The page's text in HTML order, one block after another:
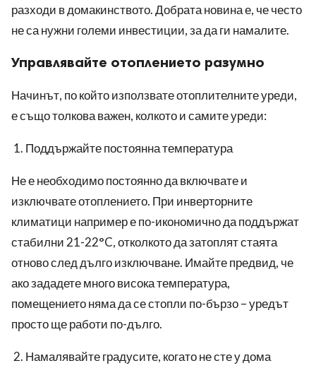
разходи в домакинството. Добрата новина е, че често
не са нужни големи инвестиции, за да ги намалите.
Управлявайте отоплението разумно
Начинът, по който използвате отоплителните уреди,
е също толкова важен, колкото и самите уреди:
Поддържайте постоянна температура
Не е необходимо постоянно да включвате и
изключвате отоплението. При инверторните
климатици например е по-икономично да поддържат
стабилни 21-22°C, отколкото да затоплят стаята
отново след дълго изключване. Имайте предвид, че
ако зададете много висока температура,
помещението няма да се стопли по-бързо – уредът
просто ще работи по-дълго.
Намалявайте градусите, когато не сте у дома